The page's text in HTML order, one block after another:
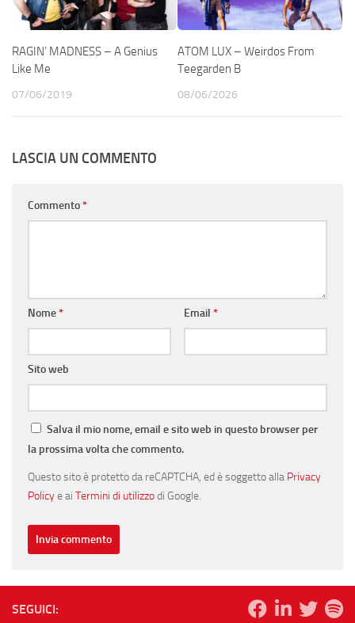
RAGIN’ MADNESS – A Genius
Like Me
07/06/2019
ATOM LUX – Weirdos From
Teegarden B
08/06/2026
LASCIA UN COMMENTO
Commento*
Nome* Email *
Sito web
Salva il mio nome, email e sito web in questo browser per
la prossima volta che commento.
Questo sito è protetto da reCAPTCHA, ed è soggetto alla Privacy
Policye ai Termini di utilizzodi Google.
SEGUICI: